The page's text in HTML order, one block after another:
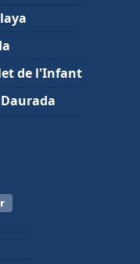
de l'Infant